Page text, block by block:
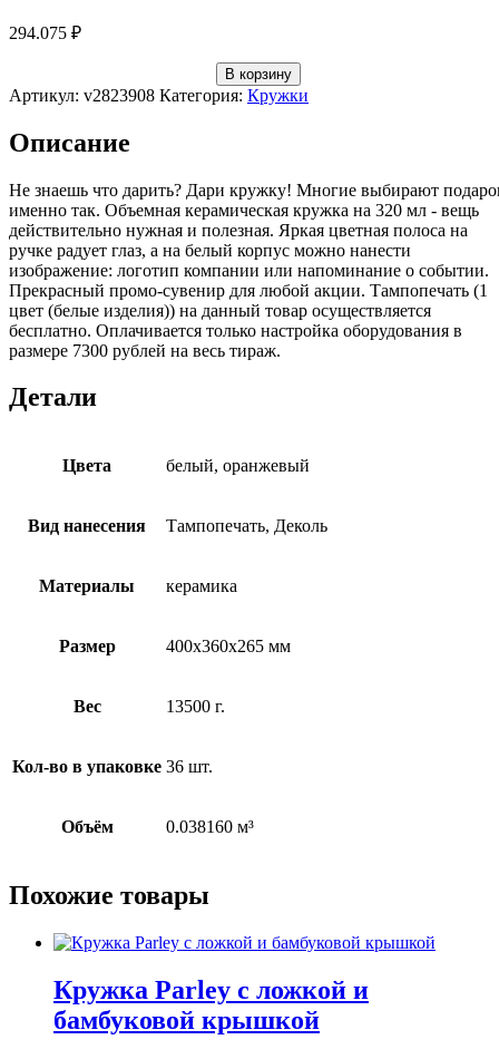
294.075 ₽
В корзину
Артикул: v2823908 Категория: Кружки
Описание
Не знаешь что дарить? Дари кружку! Многие выбирают
именно так. Объемная керамическая кружка на 320 мл - вещь
действительно нужная и полезная. Яркая цветная полоса на
ручке радует глаз, а на белый корпус можно нанести
изображение: логотип компании или напоминание о событии.
Прекрасный промо-сувенир для любой акции. Тампопечать (1
цвет (белые изделия)) на данный товар осуществляется
бесплатно. Оплачивается только настройка оборудования в
размере 7300 рублей на весь тираж.
Детали
Цвета белый, оранжевый
Вид нанесения Тампопечать, Деколь
Материалы керамика
Размер 400x360x265 мм
Вес 13500 г.
Кол-во в упаковке 36 шт.
Объём 0.038160 м³
Похожие товары
Кружка Parley с ложкой и
бамбуковой крышкой